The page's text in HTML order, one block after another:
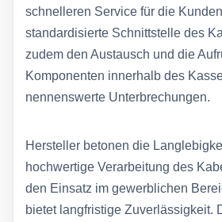
schnelleren Service für die
standardisierte Schnittstelle des
zudem den Austausch und die
Komponenten innerhalb des
nennenswerte Unterbrechungen.
Hersteller betonen die
hochwertige Verarbeitung des
den Einsatz im gewerblichen
bietet langfristige Zuverlässigkeit.